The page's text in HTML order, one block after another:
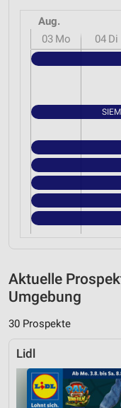
Aug.
03 Mo 04 Di
Aktuelle
Umgebung
30 Prospekte
Lidl